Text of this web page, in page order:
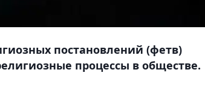
постановлений (фетв)
процессы в обществе.